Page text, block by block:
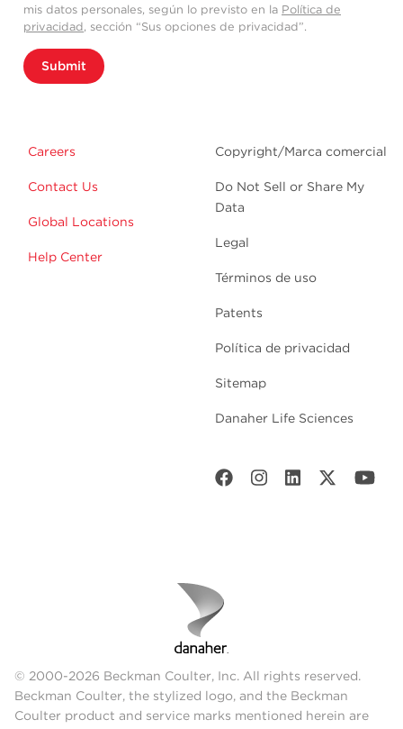
mis datos personales, según lo previsto en la Política de
privacidad, sección “Sus opciones de privacidad”.
Submit
Careers
Contact Us
Global Locations
Help Center
Copyright/Marca comercial
Do Not Sell or Share My
Data
Legal
Términos de uso
Patents
Política de privacidad
Sitemap
Danaher Life Sciences
© 2000-2026 Beckman Coulter, Inc. All rights reserved.
Beckman Coulter, the stylized logo, and the Beckman
Coulter product and service marks mentioned herein are